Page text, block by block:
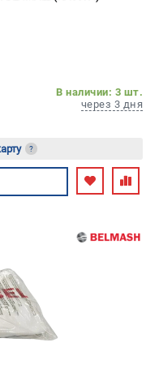
В наличии: 3 шт.
через 3 дня
?